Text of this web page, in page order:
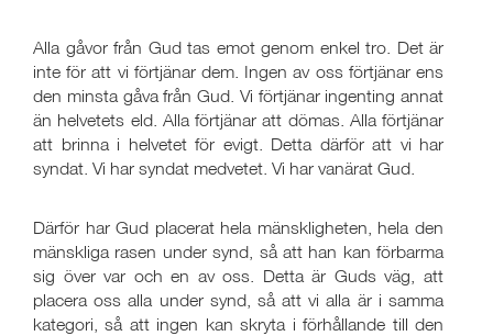
Alla gåvor från Gud tas emot genom enkel tro. Det är
inte för att vi förtjänar dem. Ingen av oss förtjänar ens
den minsta gåva från Gud. Vi förtjänar ingenting annat
än helvetets eld. Alla förtjänar att dömas. Alla förtjänar
att brinna i helvetet för evigt. Detta därför att vi har
syndat. Vi har syndat medvetet. Vi har vanärat Gud.
Därför har Gud placerat hela mänskligheten, hela den
mänskliga rasen under synd, så att han kan förbarma
sig över var och en av oss. Detta är Guds väg, att
placera oss alla under synd, så att vi alla är i samma
kategori, så att ingen kan skryta i förhållande till den